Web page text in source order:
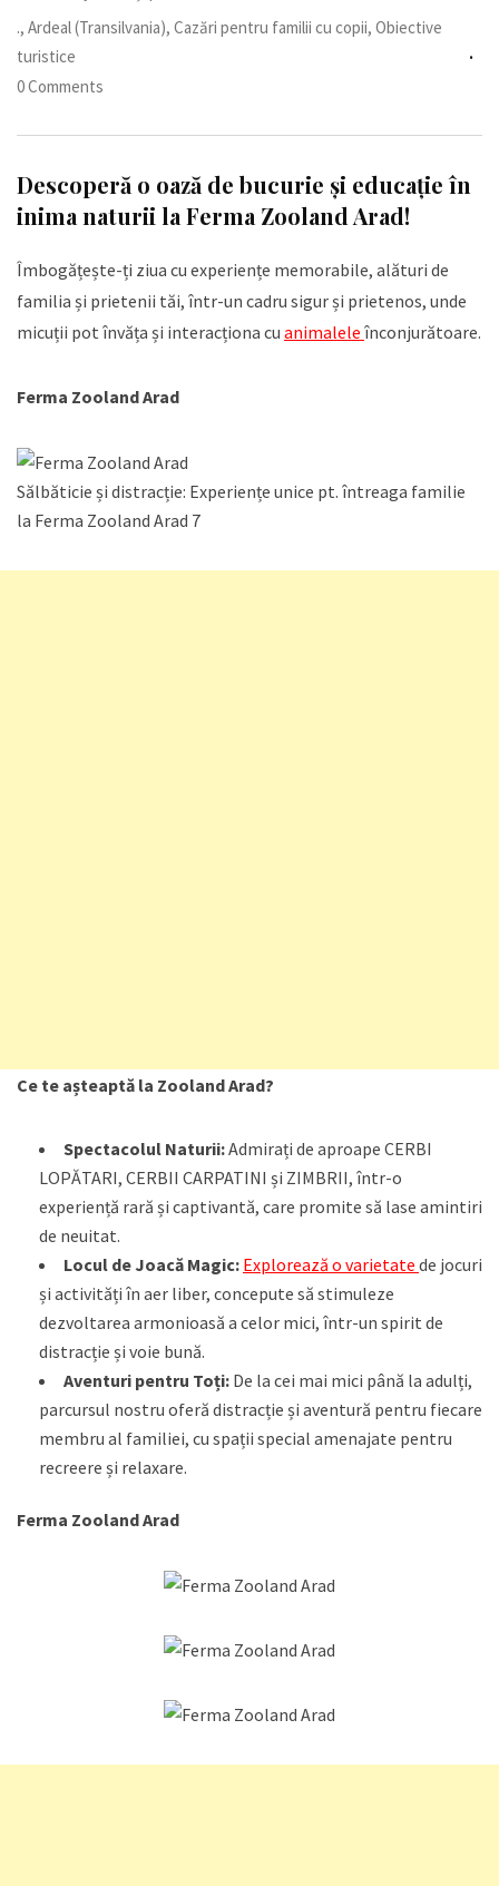
., Ardeal (Transilvania), Cazări pentru familii cu copii, Obiective
turistice
0 Comments
Descoperă o oază de bucurie și educație în
inima naturii la Ferma Zooland Arad!
Îmbogățește-ți ziua cu experiențe memorabile, alături de
familia și prietenii tăi, într-un cadru sigur și prietenos, unde
micuții pot învăța și interacționa cu animalele înconjurătoare.
Ferma Zooland Arad
Sălbăticie și distracție: Experiențe unice pt. întreaga familie
la Ferma Zooland Arad 7
Ce te așteaptă la Zooland Arad?
Spectacolul Naturii:Admirați de aproape CERBI
LOPĂTARI, CERBII CARPATINI și ZIMBRII, într-o
experiență rară și captivantă, care promite să lase amintiri
de neuitat.
Locul de Joacă Magic: Explorează o varietate de jocuri
și activități în aer liber, concepute să stimuleze
dezvoltarea armonioasă a celor mici, într-un spirit de
distracție și voie bună.
Aventuri pentru Toți: De la cei mai mici până la adulți,
parcursul nostru oferă distracție și aventură pentru fiecare
membru al familiei, cu spații special amenajate pentru
recreere și relaxare.
Ferma Zooland Arad